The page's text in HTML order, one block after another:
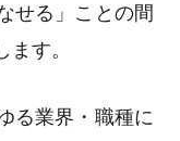
せる」ことの間
す。
る業界・職種に